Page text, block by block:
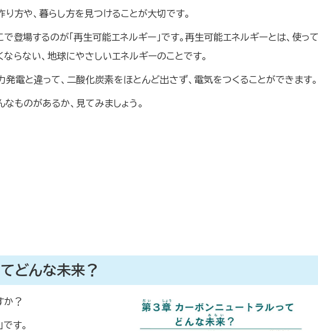
り方や、暮らし方を見つけることが大切です。
で登場するのが「再生可能エネルギー」です。再生可能エネルギーとは、使って
ならない、地球にやさしいエネルギーのことです。
発電と違って、二酸化炭素をほとんど出さず、電気をつくることができます。
なものがあるか、見てみましょう。
どんな未来？
か？
す。